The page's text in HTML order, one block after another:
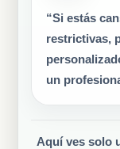
“Si estás
restrictivas,
un
Aquí ves solo